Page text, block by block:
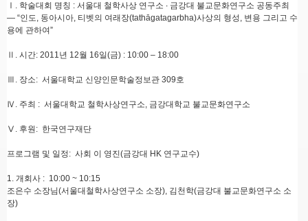
Ⅰ. 학술대회 명칭 : 서울대 철학사상 연구소 ∙ 금강대 불교문화연구소 공동주최
— “인도, 동아시아, 티벳의 여래장(tathāgatagarbha)사상의 형성, 변용 그리고 수
용에 관하여”
Ⅱ. 시간: 2011년 12월 16일(금) : 10:00 – 18:00
Ⅲ. 장소: 서울대학교 신양인문학술정보관 309호
Ⅳ. 주최 : 서울대학교 철학사상연구소, 금강대학교 불교문화연구소
Ⅴ. 후원: 한국연구재단
프로그램 및 일정: 사회 이 영진(금강대 HK 연구교수)
1. 개회사 : 10:00 ~ 10:15
조은수 소장님(서울대철학사상연구소 소장), 김천학(금강대 불교문화연구소 소
장)